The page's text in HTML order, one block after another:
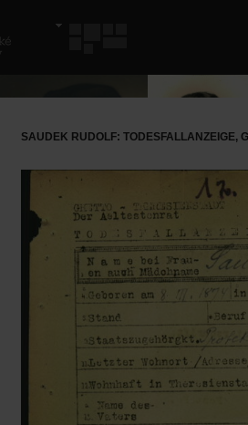
SAUDEK RUDOLF: TODESFALLANZEIGE,